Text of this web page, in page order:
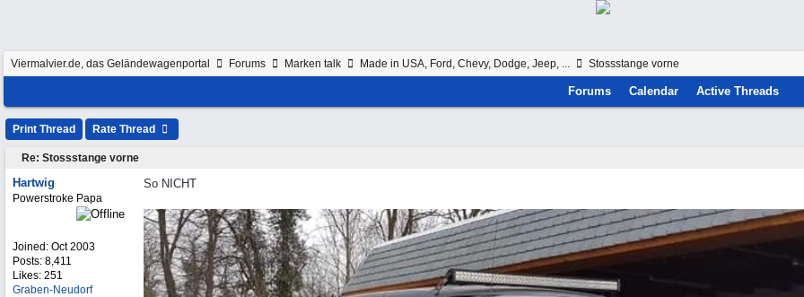
Viermalvier.de, das Geländewagenportal Forums Marken talk Made in USA, Ford, Chevy, Dodge, Jeep, ... Stossstange vorne
Forums Calendar Active Threads
Print Thread Rate Thread
Re: Stossstange vorne
Hartwig
Powerstroke Papa
Joined: Oct 2003
Posts: 8,411
Likes: 251
Graben-Neudorf
So NICHT